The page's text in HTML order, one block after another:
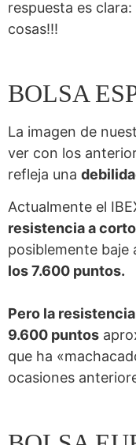
respuesta es
cosas!!!
BOLSA
La imagen de
ver con los
refleja una
Actualmente el
resistencia a
posiblemente baje
los 7.600 puntos.
Pero la
9.600 puntos
que ha
ocasiones